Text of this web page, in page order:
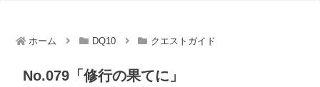
ホーム DQ10 クエストガイド
No.079「修行の果てに」